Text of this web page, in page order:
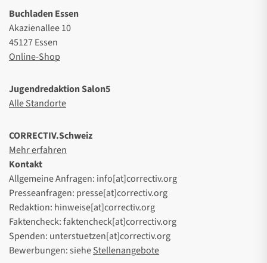
Buchladen Essen
Akazienallee 10
45127 Essen
Online-Shop
Jugendredaktion Salon5
Alle Standorte
CORRECTIV.Schweiz
Mehr erfahren
Kontakt
Allgemeine Anfragen: info[at]correctiv.org
Presseanfragen: presse[at]correctiv.org
Redaktion: hinweise[at]correctiv.org
Faktencheck: faktencheck[at]correctiv.org
Spenden: unterstuetzen[at]correctiv.org
Bewerbungen: sieheStellenangebote